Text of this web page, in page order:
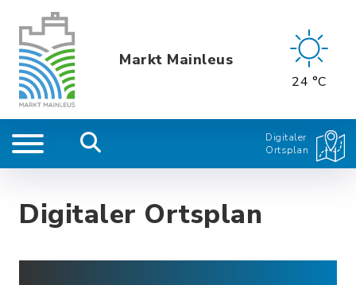
Markt Mainleus
24 °C
Digitaler
Ortsplan
Digitaler Ortsplan